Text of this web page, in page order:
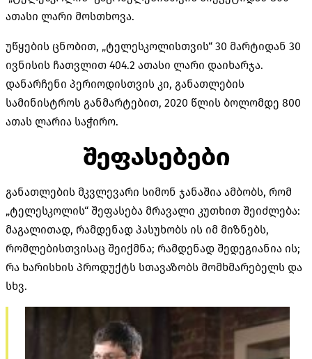
ათასი ლარი მოსთხოვა.
უწყების ცნობით, „ტელესკოლისთვის“ 30 მარტიდან 30
ივნისის ჩათვლით 404.2 ათასი ლარი დაიხარჯა.
დანარჩენი პერიოდისთვის კი, განათლების
სამინისტროს განმარტებით, 2020 წლის ბოლომდე 800
ათას ლარია საჭირო.
შეფასებები
განათლების მკვლევარი სიმონ ჯანაშია ამბობს, რომ
„ტელესკოლის“ შეფასება მრავალი კუთხით შეიძლება:
მაგალითად, რამდენად პასუხობს ის იმ მიზნებს,
რომლებისთვისაც შეიქმნა; რამდენად შედეგიანია ის;
რა ხარისხის პროდუქტს სთავაზობს მომხმარებელს და
სხვ.